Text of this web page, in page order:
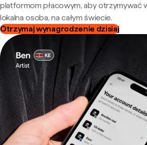
platformom płacowym, aby otrzymywać
lokalna osoba, na całym świecie.
Otrzymaj wynagrodzenie dzisiaj